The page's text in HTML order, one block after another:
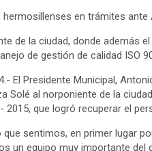
en trámites ante
de la ciudad, donde además
de gestión de calidad ISO
El Presidente Municipal,
Solé al norponiente de la
2015, que logró recuperar el
sentimos, en primer lugar
un equipo muy importante